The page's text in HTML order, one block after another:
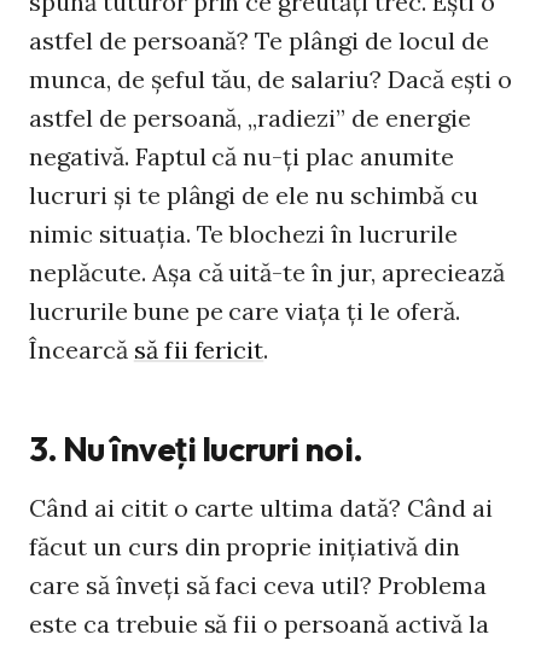
astfel de persoană? Te plângi de locul de
munca, de şeful tău, de salariu? Dacă eşti o
astfel de persoană, „radiezi” de energie
negativă. Faptul că nu-ţi plac anumite
lucruri şi te plângi de ele nu schimbă cu
nimic situaţia. Te blochezi în lucrurile
neplăcute. Aşa că uită-te în jur, apreciează
lucrurile bune pe care viaţa ţi le oferă.
Încearcă să fii fericit.
3. Nu înveţi lucruri noi.
Când ai citit o carte ultima dată? Când ai
făcut un curs din proprie iniţiativă din
care să înveţi să faci ceva util? Problema
este ca trebuie să fii o persoană activă la